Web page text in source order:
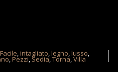
,Facile ,intagliato ,legno ,lusso
,Pezzi Sedia ,Torna ,Villa